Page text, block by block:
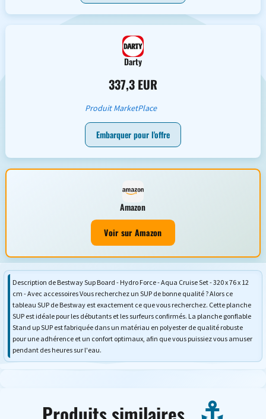
Darty
337,3 EUR
Produit MarketPlace
Embarquer pour l'offre
Amazon
Voir sur Amazon
Description de Bestway Sup Board - Hydro Force - Aqua Cruise Set - 320 x 76 x 12
cm - Avec accessoires Vous recherchez un SUP de bonne qualité ? Alors ce
tableau SUP de Bestway est exactement ce que vous recherchez. Cette planche
SUP est idéale pour les débutants et les surfeurs confirmés. La planche gonflable
Stand up SUP est fabriquée dans un matériau en polyester de qualité robuste
pour une adhérence et un confort optimaux, afin que vous puissiez vous amuser
pendant des heures sur l'eau.